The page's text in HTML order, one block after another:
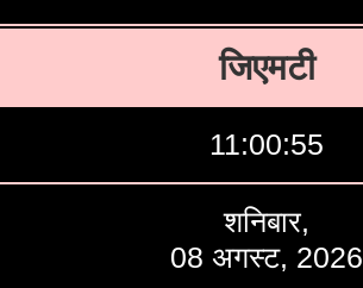
जिएमटी
11:00:56
शनिबार,
08 अगस्ट, 2026